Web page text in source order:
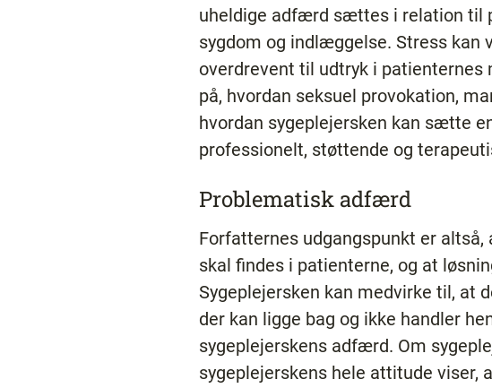
uheldige adfærd sættes i relation til
sygdom og indlæggelse. Stress
overdrevent til udtryk i
på, hvordan seksuel provokation,
hvordan sygeplejersken kan sætte
professionelt, støttende og
Problematisk adfærd
Forfatternes udgangspunkt er
skal findes i patienterne, og at
Sygeplejersken kan medvirke til, at
der kan ligge bag og ikke handler
sygeplejerskens adfærd. Om
sygeplejerskens hele attitude viser,